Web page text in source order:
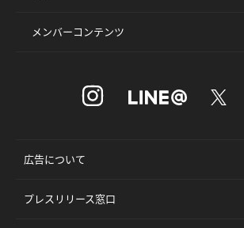
メンバーコンテンツ
広告について
プレスリリース窓口